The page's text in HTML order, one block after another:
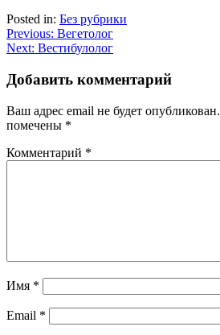
Posted in: Без рубрики
Навигация
по
записям
Previous: Вегетолог
Next: Вестибулолог
Добавить комментарий
Ваш адрес email не будет опубликован.
помечены *
Комментарий *
Имя *
Email *